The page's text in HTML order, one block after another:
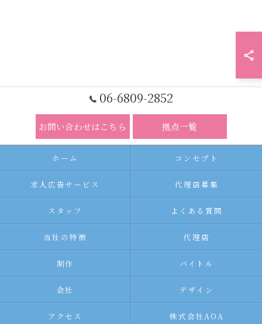
06-6809-2852
お問い合わせはこちら 拠点一覧
ホーム コンセプト
求人広告サービス 代理店募集
スタッフ よくある質問
当社の特徴 代理店
制作 バイトル
会社 デザイン
アクセス 株式会社AOA